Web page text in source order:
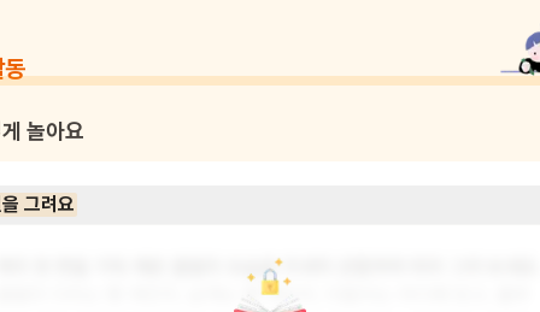
놀아요
그려요
책의 한 면을 가득 채운 꿀벌의 모습을 자세히 관찰하며 따라 그려 보세요.
꿀벌의 다리는 몇 개인지, 날개는 몇 개인지, 더듬이는 어디에 있고, 줄무